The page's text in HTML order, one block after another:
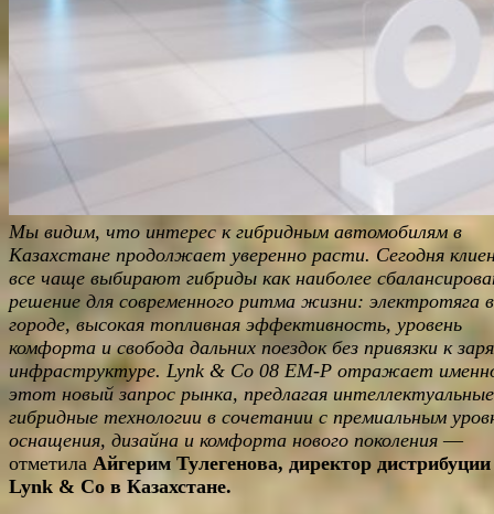
Мы видим, что интерес к гибридным автомобилям в
Казахстане продолжает уверенно расти. Сегодня
все чаще выбирают гибриды как наиболее
решение для современного ритма жизни: электротяга в
городе, высокая топливная эффективность, уровень
комфорта и свобода дальних поездок без привязки к
инфраструктуре. Lynk & Co 08 EM-P отражает
этот новый запрос рынка, предлагая интеллектуальные
гибридные технологии в сочетании с премиальным
оснащения, дизайна и комфорта нового поколения —
отметила Айгерим Тулегенова, директор дистрибуции
Lynk & Co в Казахстане.